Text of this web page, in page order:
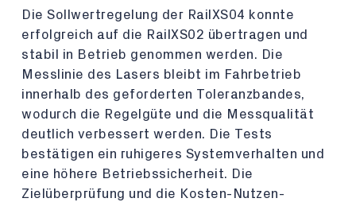
Die Sollwertregelung der RailXS04 konnte
erfolgreich auf die RailXS02 übertragen und
stabil in Betrieb genommen werden. Die
Messlinie des Lasers bleibt im Fahrbetrieb
innerhalb des geforderten Toleranzbandes,
wodurch die Regelgüte und die Messqualität
deutlich verbessert werden. Die Tests
bestätigen ein ruhigeres Systemverhalten und
eine höhere Betriebssicherheit. Die
Zielüberprüfung und die Kosten-Nutzen-